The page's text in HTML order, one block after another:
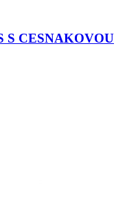
S CESNAKOVOU